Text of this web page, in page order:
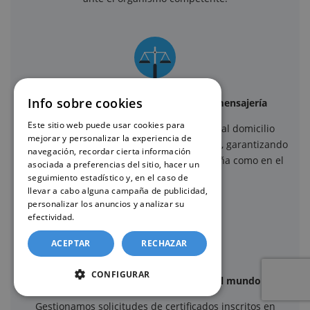
Envío seguro mediante servicios de mensajería
Una vez recibido el certificado, se envía al domicilio
indicado mediante servicios de mensajería, garantizando
un envío seguro y trazable, tanto en España como en el
extranjero.
Solicitudes desde cualquier lugar del mundo
Gestionamos solicitudes de certificados inscritos en
Info sobre cookies
Este sitio web puede usar cookies para
mejorar y personalizar la experiencia de
navegación, recordar cierta información
asociada a preferencias del sitio, hacer un
seguimiento estadístico y, en el caso de
llevar a cabo alguna campaña de publicidad,
personalizar los anuncios y analizar su
efectividad.
ACEPTAR RECHAZAR
CONFIGURAR